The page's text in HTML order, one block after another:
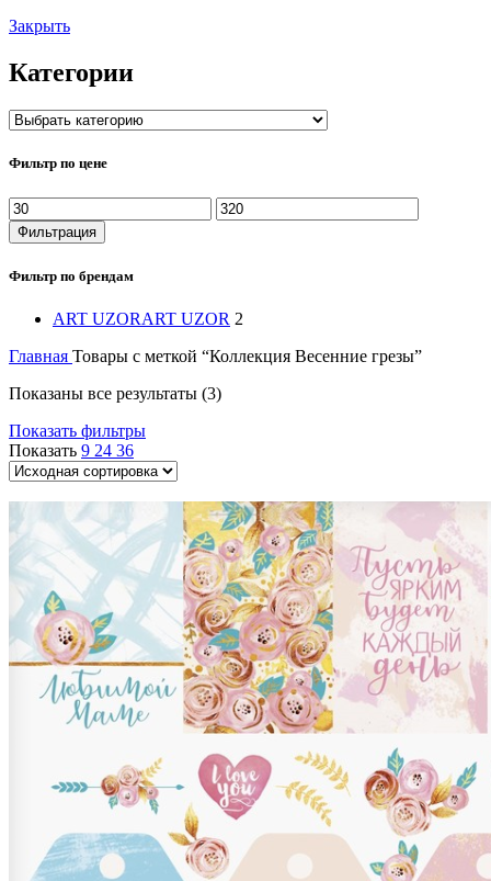
Закрыть
Категории
Фильтр по цене
Минимальная
цена
Максимальная
цена
Фильтрация
Фильтр по брендам
ART UZORART UZOR 2
Главная Товары с меткой “Коллекция Весенние грезы”
Показаны все результаты (3)
Показать фильтры
Показать 9 24 36